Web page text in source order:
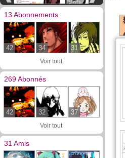
13 Abonnements
42 34 31
Voir tout
269 Abonnés
42 32 37
Voir tout
31 Amis